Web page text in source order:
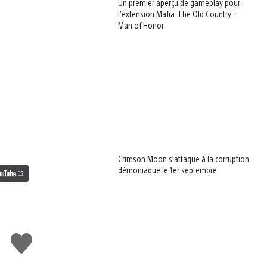
J'aime
Un premier aperçu de gameplay pour
l’extension Mafia: The Old Country –
Man of Honor
Crimson Moon s’attaque à la corruption
démoniaque le 1er septembre